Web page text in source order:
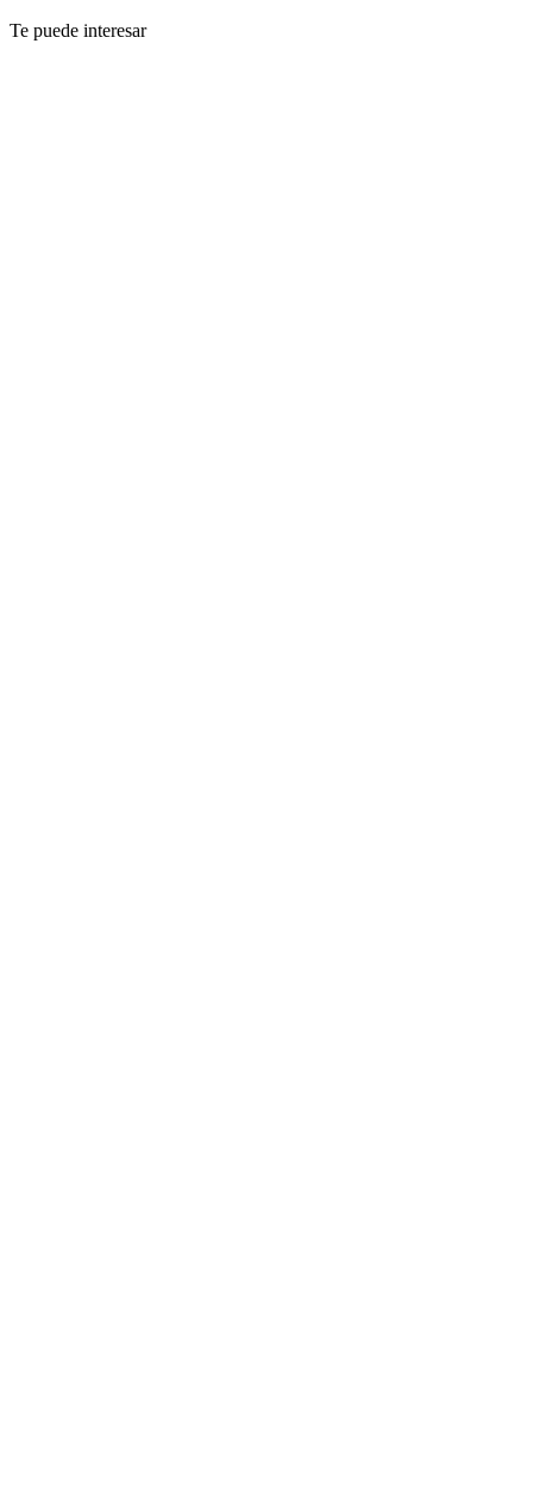
Te puede interesar